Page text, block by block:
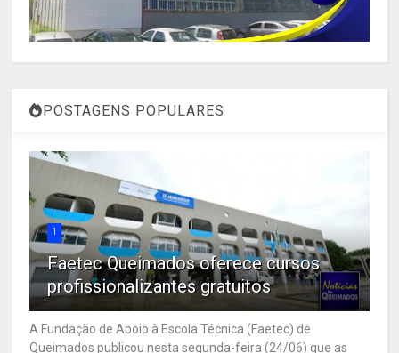
POSTAGENS POPULARES
1
Faetec Queimados oferece cursos
profissionalizantes gratuitos
A Fundação de Apoio à Escola Técnica (Faetec) de
Queimados publicou nesta segunda-feira (24/06) que as